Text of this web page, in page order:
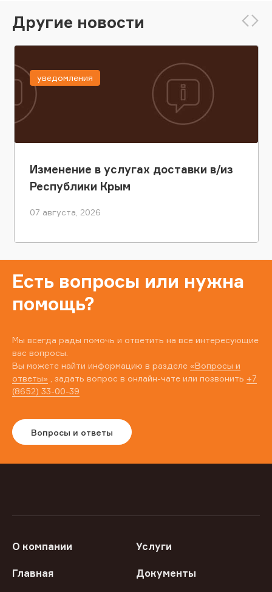
Другие новости
Изменение в услугах доставки в/из
Республики Крым
07 августа, 2026
уведомления
Есть вопросы или нужна
помощь?
Мы всегда рады помочь и ответить на все интересующие
вас вопросы.
Вы можете найти информацию в разделе «Вопросы и
ответы» , задать вопрос в онлайн-чате или позвонить +7
(8652) 33-00-39
Вопросы и ответы
О компании Услуги
Главная Документы